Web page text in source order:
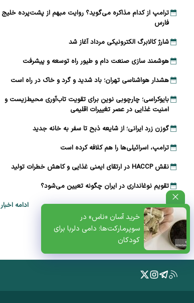
خرید آسان «ناس» در
سوپرمارکت‌ها؛ دامی دلربا برای
کودکان
ترامپ از کدام مذاکره می‌گوید؟ روایت مبهم از پشت‌پرده خلیج
فارس
شارژ کالابرگ الکترونیکی مرداد آغاز شد
هوشمند سازی صنعت دام و طیور راه توسعه و پیشرفت
هشدار هواشناسی تهران؛ باد شدید و گرد و خاک در راه است
بایوکراسی؛ چارچوبی نوین برای تقویت تاب‌آوری محیط‌زیست و
امنیت غذایی در عصر تغییرات اقلیمی
گوزن زرد ایرانی؛ از شایعه ذبح تا سفر به خانه جدید
ترامپ، اسرائیلی‌ها را هم کلافه کرده است
نقش HACCP در ارتقای ایمنی غذایی و کاهش خطرات تولید
تقویم نوغانداری در ایران چگونه تعیین می‌شود؟
ادامه اخبار